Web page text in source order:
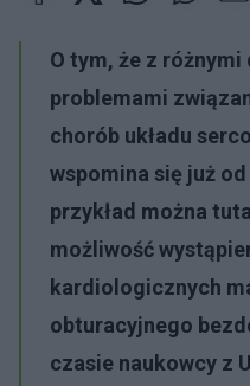
O tym, że z
problemami
chorób układu
wspomina się już
przykład można
możliwość
kardiologicznych
obturacyjnego
czasie naukowcy z